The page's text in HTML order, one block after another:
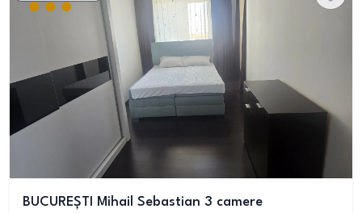
BUCUREȘTI Mihail Sebastian 3 camere